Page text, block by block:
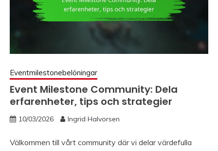
Eventmilestonebelöningar
Event Milestone Community: Dela
erfarenheter, tips och strategier
10/03/2026 Ingrid Halvorsen
Välkommen till vårt community där vi delar värdefulla